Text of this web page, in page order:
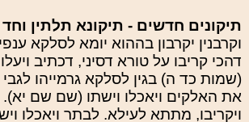
תיקונים חדשים - תיקונא תלתין וחד
וקרבנין יקרבון בההוא יומא לסלקא
דהכי קריבו על טורא דסיני, דכתיב ויעלו
(שמות כד ה) בגין לסלקא גרמייהו לגבי
את האלקים ויאכלו וישתו (שם שם
ויקריבו, מתתא לעילא. לבתר ויאכלו